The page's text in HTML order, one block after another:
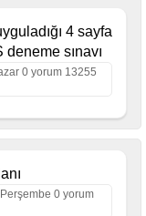
4 sayfa
sınavı
0 yorum 13255
0 yorum